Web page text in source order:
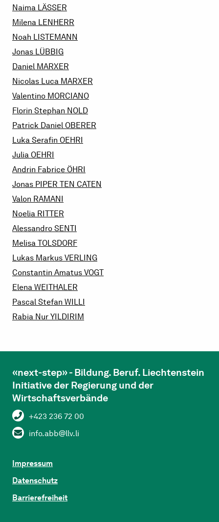
Naima LÄSSER
Milena LENHERR
Noah LISTEMANN
Jonas LÜBBIG
Daniel MARXER
Nicolas Luca MARXER
Valentino MORCIANO
Florin Stephan NOLD
Patrick Daniel OBERER
Luka Serafin OEHRI
Julia OEHRI
Andrin Fabrice ÖHRI
Jonas PIPER TEN CATEN
Valon RAMANI
Noelia RITTER
Alessandro SENTI
Melisa TOLSDORF
Lukas Markus VERLING
Constantin Amatus VOGT
Elena WEITHALER
Pascal Stefan WILLI
Rabia Nur YILDIRIM
«next-step» - Bildung. Beruf. Liechtenstein
Initiative der Regierung und der
Wirtschaftsverbände
+423 236 72 00
info.abb@llv.li
Impressum
Datenschutz
Barrierefreiheit